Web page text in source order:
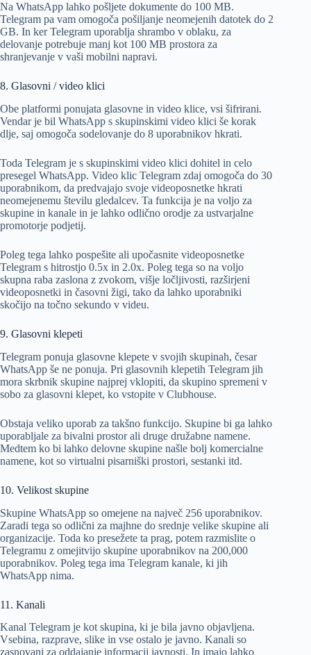
Na WhatsApp lahko pošljete dokumente do 100 MB.
Telegram pa vam omogoča pošiljanje neomejenih datotek do 2
GB. In ker Telegram uporablja shrambo v oblaku, za
delovanje potrebuje manj kot 100 MB prostora za
shranjevanje v vaši mobilni napravi.
8. Glasovni / video klici
Obe platformi ponujata glasovne in video klice, vsi šifrirani.
Vendar je bil WhatsApp s skupinskimi video klici še korak
dlje, saj omogoča sodelovanje do 8 uporabnikov hkrati.
Toda Telegram je s skupinskimi video klici dohitel in celo
presegel WhatsApp. Video klic Telegram zdaj omogoča do 30
uporabnikom, da predvajajo svoje videoposnetke hkrati
neomejenemu številu gledalcev. Ta funkcija je na voljo za
skupine in kanale in je lahko odlično orodje za ustvarjalne
promotorje podjetij.
Poleg tega lahko pospešite ali upočasnite videoposnetke
Telegram s hitrostjo 0.5x in 2.0x. Poleg tega so na voljo
skupna raba zaslona z zvokom, višje ločljivosti, razširjeni
videoposnetki in časovni žigi, tako da lahko uporabniki
skočijo na točno sekundo v videu.
9. Glasovni klepeti
Telegram ponuja glasovne klepete v svojih skupinah, česar
WhatsApp še ne ponuja. Pri glasovnih klepetih Telegram jih
mora skrbnik skupine najprej vklopiti, da skupino spremeni v
sobo za glasovni klepet, ko vstopite v Clubhouse.
Obstaja veliko uporab za takšno funkcijo. Skupine bi ga lahko
uporabljale za bivalni prostor ali druge družabne namene.
Medtem ko bi lahko delovne skupine našle bolj komercialne
namene, kot so virtualni pisarniški prostori, sestanki itd.
10. Velikost skupine
Skupine WhatsApp so omejene na največ 256 uporabnikov.
Zaradi tega so odlični za majhne do srednje velike skupine ali
organizacije. Toda ko presežete ta prag, potem razmislite o
Telegramu z omejitvijo skupine uporabnikov na 200,000
uporabnikov. Poleg tega ima Telegram kanale, ki jih
WhatsApp nima.
11. Kanali
Kanal Telegram je kot skupina, ki je bila javno objavljena.
Vsebina, razprave, slike in vse ostalo je javno. Kanali so
zasnovani za oddajanje informacij javnosti. In imajo lahko